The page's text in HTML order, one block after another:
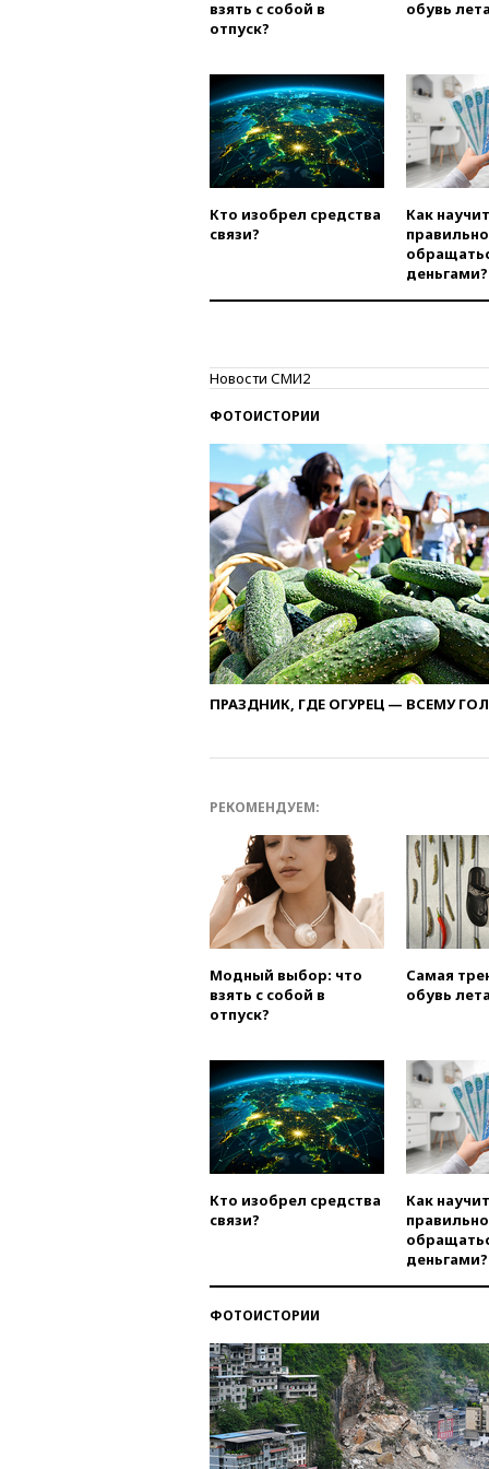
взять с собой в
отпуск?
обувь
Кто изобрел средства
связи?
Как
правильно
деньгами?
Новости СМИ2
ФОТОИСТОРИИ
ПРАЗДНИК, ГДЕ ОГУРЕЦ — ВСЕМУ
РЕКОМЕНДУЕМ:
Модный выбор: что
взять с собой в
отпуск?
Самая
обувь
Кто изобрел средства
связи?
Как
правильно
деньгами?
ФОТОИСТОРИИ